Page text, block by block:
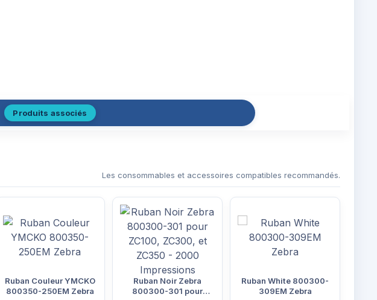
Produits associés
Les consommables et accessoires compatibles recommandés.
Ruban Couleur YMCKO
800350-250EM Zebra
Ruban Noir Zebra
800300-301 pour
Ruban White 800300-
309EM Zebra